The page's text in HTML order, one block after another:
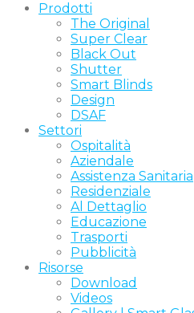
Prodotti
The Original
Super Clear
Black Out
Shutter
Smart Blinds
Design
DSAF
Settori
Ospitalità
Aziendale
Assistenza Sanitaria
Residenziale
Al Dettaglio
Educazione
Trasporti
Pubblicità
Risorse
Download
Videos